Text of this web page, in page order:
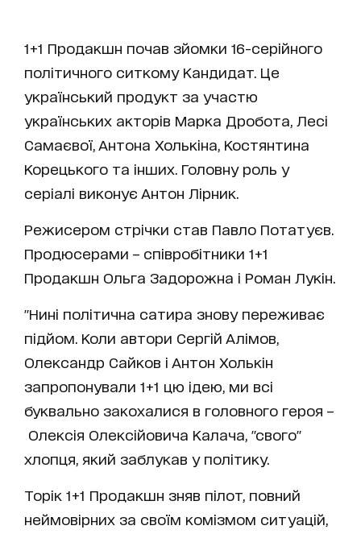
1+1 Продакшн почав зйомки 16-серійного
політичного ситкому Кандидат. Це
український продукт за участю
українських акторів Марка Дробота, Лесі
Самаєвої, Антона Холькіна, Костянтина
Корецького та інших. Головну роль у
серіалі виконує Антон Лірник.
Режисером стрічки став Павло Потатуєв.
Продюсерами – cпівробітники 1+1
Продакшн Ольга Задорожна і Роман Лукін.
"Нині політична сатира знову переживає
підйом. Коли автори Сергій Алімов,
Олександр Сайков і Антон Холькін
запропонували 1+1 цю ідею, ми всі
буквально закохалися в головного героя –
Олексія Олексійовича Калача, "свого"
хлопця, який заблукав у політику.
Торік 1+1 Продакшн зняв пілот, повний
неймовірних за своїм комізмом ситуацій,